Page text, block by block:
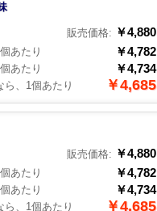
販売価格: ￥4,880
あたり ￥4,782
あたり ￥4,734
ら、1個あたり ￥4,685
販売価格: ￥4,880
あたり ￥4,782
あたり ￥4,734
ら、1個あたり ￥4,685